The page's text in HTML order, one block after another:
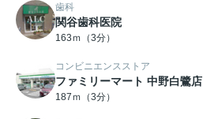
歯科
関谷歯科医院
163ｍ（3分）
コンビニエンスストア
ファミリーマート 中野白鷺店
187ｍ（3分）